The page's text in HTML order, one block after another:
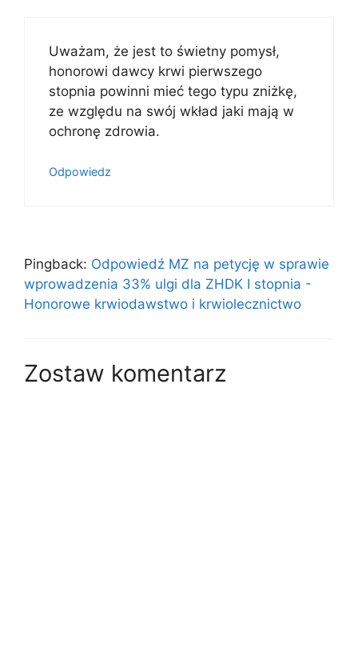
Uważam, że jest to świetny pomysł,
honorowi dawcy krwi pierwszego
stopnia powinni mieć tego typu zniżkę,
ze względu na swój wkład jaki mają w
ochronę zdrowia.
Odpowiedz
Pingback: Odpowiedź MZ na petycję w sprawie
wprowadzenia 33% ulgi dla ZHDK I stopnia -
Honorowe krwiodawstwo i krwiolecznictwo
Zostaw komentarz